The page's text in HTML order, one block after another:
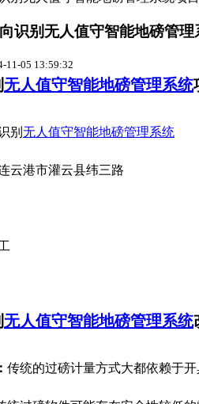
识别无人值守智能地磅管理
11-05 13:59:32
无人值守智能地磅管理系统
别 无人值守智能地磅管理系统
云港市灌云县纬三路
无人值守智能地磅管理系统
传统的过磅计量方式大都依赖于